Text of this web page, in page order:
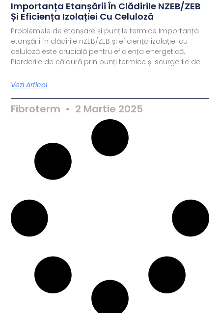
Importanța Etanșării În Clădirile NZEB/ZEB
Și Eficiența Izolației Cu Celuloză
Problemele de etanșare și punțile termice Importanța
etanșării în clădirile nZEB/ZEB și eficiența izolației cu
celuloză este crucială pentru eficiența energetică.
Pierderile de căldură prin punți termice și scurgerile de
Vezi Articol
Fibroterm 2 Martie 2025